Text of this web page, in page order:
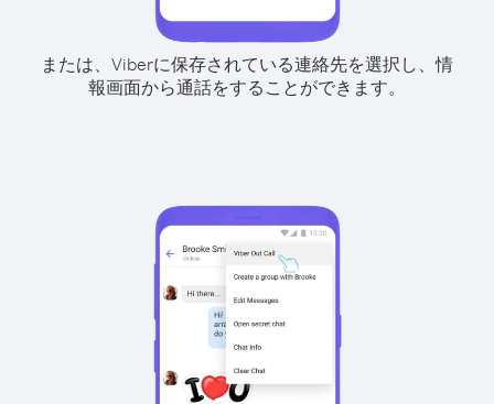
または、Viberに保存されている連絡先を選択し、情
報画面から通話をすることができます。